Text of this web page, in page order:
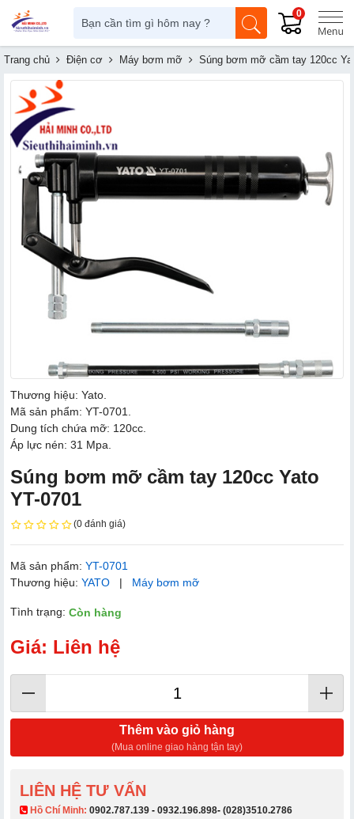
0
Trang chủ Điện cơ Máy bơm mỡ Súng bơm mỡ cầm tay 120cc
Thương hiệu: Yato.
Mã sản phẩm: YT-0701.
Dung tích chứa mỡ: 120cc.
Áp lực nén: 31 Mpa.
Súng bơm mỡ cầm tay 120cc Yato
YT-0701
(0 đánh giá)
Mã sản phẩm: YT-0701
Thương hiệu: YATO | Máy bơm mỡ
Tình trạng: Còn hàng
Giá: Liên hệ
Thêm vào giỏ hàng
(Mua online giao hàng tận tay)
LIÊN HỆ TƯ VẤN
​ Hồ Chí Minh: 0902.787.139 - 0932.196.898- (028)3510.2786